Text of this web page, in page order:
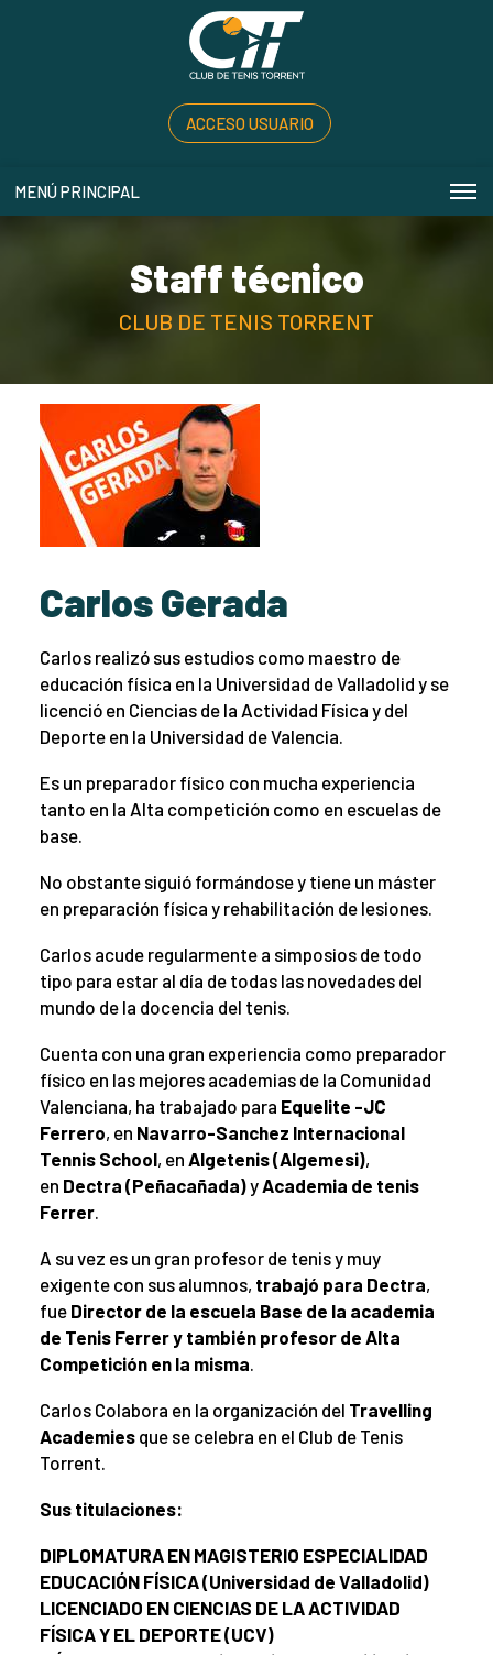
ACCESO USUARIO
MENÚ PRINCIPAL
Staff técnico
CLUB DE TENIS TORRENT
Carlos Gerada
Carlos realizó sus estudios como maestro de
educación física en la Universidad de Valladolid y se
licenció en Ciencias de la Actividad Física y del
Deporte en la Universidad de Valencia.
Es un preparador físico con mucha experiencia
tanto en la Alta competición como en escuelas de
base.
No obstante siguió formándose y tiene un máster
en preparación física y rehabilitación de lesiones.
Carlos acude regularmente a simposios de todo
tipo para estar al día de todas las novedades del
mundo de la docencia del tenis.
Cuenta con una gran experiencia como preparador
físico en las mejores academias de la Comunidad
Valenciana, ha trabajado para Equelite -JC
Ferrero, en Navarro-Sanchez Internacional
Tennis School, en Algetenis (Algemesi),
en Dectra (Peñacañada)yAcademia de tenis
Ferrer.
A su vez es un gran profesor de tenis y muy
exigente con sus alumnos, trabajó para Dectra,
fue Director de la escuela Base de la academia
de Tenis Ferrery también profesor de Alta
Competición en la misma.
Carlos Colabora en la organización del Travelling
Academiesque se celebra en el Club de Tenis
Torrent.
Sus titulaciones:
DIPLOMATURA EN MAGISTERIO ESPECIALIDAD
EDUCACIÓN FÍSICA (Universidad de Valladolid)
LICENCIADO EN CIENCIAS DE LA ACTIVIDAD
FÍSICA Y EL DEPORTE (UCV)